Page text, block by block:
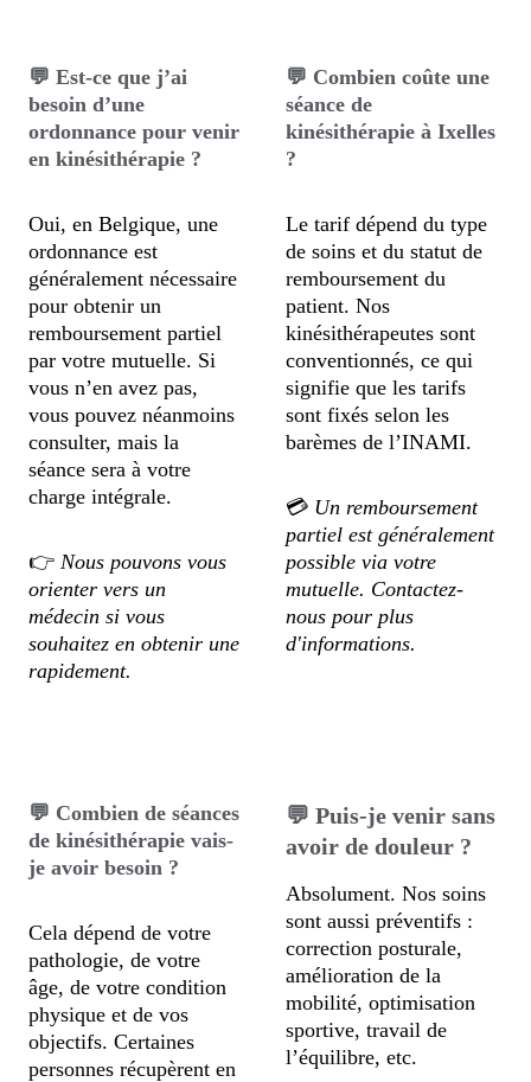
💬 Est-ce que j’ai
besoin d’une
ordonnance pour venir
en kinésithérapie ?
Oui, en Belgique, une
ordonnance est
généralement nécessaire
pour obtenir un
remboursement partiel
par votre mutuelle. Si
vous n’en avez pas,
vous pouvez néanmoins
consulter, mais la
séance sera à votre
charge intégrale.
👉 Nous pouvons vous
orienter vers un
médecin si vous
souhaitez en obtenir une
rapidement.
💬 Combien coûte une
séance de
kinésithérapie à Ixelles
?
Le tarif dépend du type
de soins et du statut de
remboursement du
patient. Nos
kinésithérapeutes sont
conventionnés, ce qui
signifie que les tarifs
sont fixés selon les
barèmes de l’INAMI.
💳 Un remboursement
partiel est généralement
possible via votre
mutuelle. Contactez-
nous pour plus
d'informations.
💬 Combien de séances
de kinésithérapie vais-
je avoir besoin ?
Cela dépend de votre
pathologie, de votre
âge, de votre condition
physique et de vos
objectifs. Certaines
personnes récupèrent en
💬 Puis-je venir sans
avoir de douleur ?
Absolument. Nos soins
sont aussi préventifs :
correction posturale,
amélioration de la
mobilité, optimisation
sportive, travail de
l’équilibre, etc.